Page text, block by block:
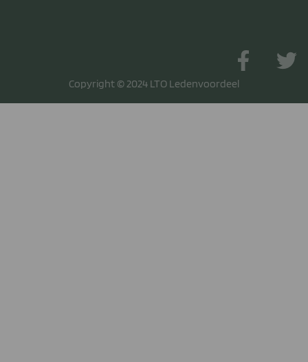
Copyright © 2024 LTO Ledenvoordeel